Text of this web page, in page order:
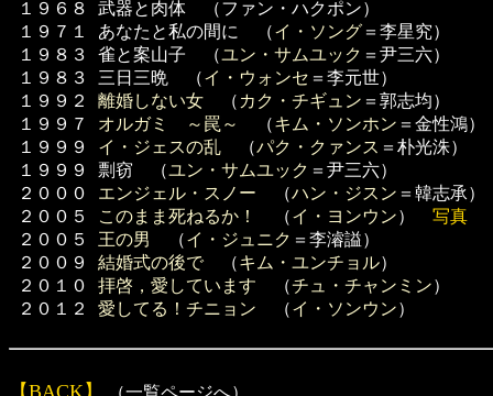
１９６８
１９７１
１９８３
１９８３
１９９２
１９９７
１９９９
１９９９
２０００
２００５
２００５
２００９
２０１０
２０１２
武器と肉体 （ファン・ハクポン）
あなたと私の間に （イ・ソング ＝李星究）
雀と案山子 （ユン・サムユック ＝尹三六）
三日三晩 （イ・ウォンセ ＝李元世）
離婚しない女 （ カク・チギュン ＝郭志均）
オルガミ ～罠～
（キム・ソンホン ＝金性鴻）
イ・ジェスの乱 （パク・クァンス ＝朴光洙）
剽窃 （ユン・サムユック ＝尹三六）
エンジェル・スノー （ハン・ジスン ＝韓志承）
このまま死ねるか！
（イ・ヨンウン）写真
王の男
（イ・ジュニク ＝李濬謚）
結婚式の後で（キム・ユンチョル）
拝啓，愛しています （チュ・チャンミン）
愛してる！チニョン （イ・ソンウン）
【BACK】 （一覧ページへ）